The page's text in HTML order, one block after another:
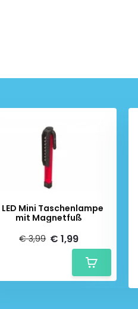
LED Mini Taschenlampe
mit Magnetfuß
€ 3,99 € 1,99